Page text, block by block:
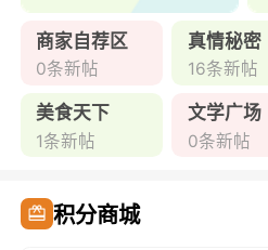
商家自荐区
0条新帖
真情秘密
16条新帖
美食天下
1条新帖
文学广场
0条新帖
积分商城